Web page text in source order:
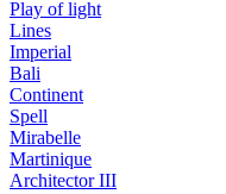
Play of light
Lines
Imperial
Bali
Continent
Spell
Mirabelle
Martinique
Architector III